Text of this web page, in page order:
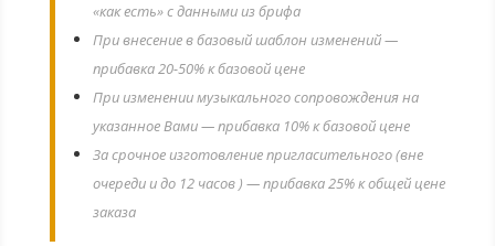
«как есть» с данными из брифа
При внесение в базовый шаблон изменений —
прибавка 20-50% к базовой цене
При изменении музыкального сопровождения на
указанное Вами — прибавка 10% к базовой цене
За срочное изготовление пригласительного (вне
очереди и до 12 часов ) — прибавка 25% к общей цене
заказа